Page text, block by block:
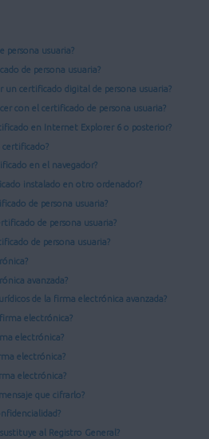
persona usuaria?
de persona usuaria?
un certificado digital de persona usuaria?
con el certificado de persona usuaria?
en Internet Explorer 6 o posterior?
certificado?
en el navegador?
instalado en otro ordenador?
de persona usuaria?
de persona usuaria?
de persona usuaria?
avanzada?
de la firma electrónica avanzada?
electrónica?
electrónica?
electrónica?
electrónica?
que cifrarlo?
al Registro General?